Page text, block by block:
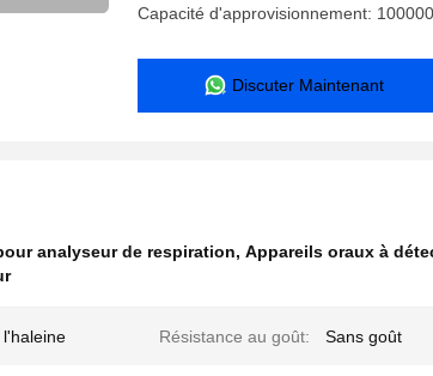
Capacité d'approvisionnement:
Discuter Maintenant
analyseur de respiration, Appareils oraux à
Résistance au goût: Sans goût